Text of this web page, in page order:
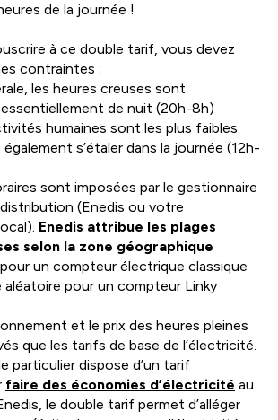
de la journée !
à ce double tarif, vous devez
contraintes :
les heures creuses sont
de nuit (20h-8h)
humaines sont les plus faibles.
s’étaler dans la journée (12h-
sont imposées par le gestionnaire
(Enedis ou votre
Enedis attribue les plages
selon la zone géographique
pour un compteur électrique classique
aléatoire pour un compteur Linky
et le prix des heures pleines
que les tarifs de base de l’électricité.
particulier dispose d’un tarif
faire des économies d’électricité au
le double tarif permet d’alléger